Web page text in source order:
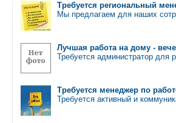
Требуется региональный
Мы предлагаем для наших
Лучшая работа на дому -
Требуется администратор
Требуется менеджер по
Требуется активный и